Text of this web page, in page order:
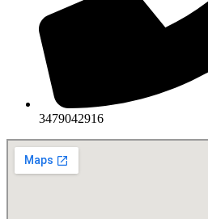
3479042916